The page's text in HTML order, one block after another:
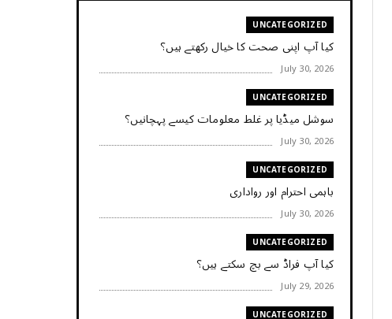
UNCATEGORIZED
کیا آپ اپنی صحت کا خیال رکھتے ہیں؟
July 30, 2026
UNCATEGORIZED
سوشل میڈیا پر غلط معلومات کیسے پہچانیں؟
July 30, 2026
UNCATEGORIZED
باہمی احترام اور رواداری
July 30, 2026
UNCATEGORIZED
کیا آپ فراڈ سے بچ سکتے ہیں؟
July 29, 2026
UNCATEGORIZED